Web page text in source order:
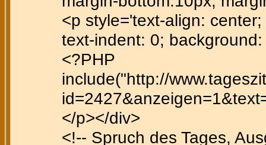
<p style='text-align:
text-indent: 0;
<?PHP
include("http://
</p></div>
<!-- Spruch des Tages,